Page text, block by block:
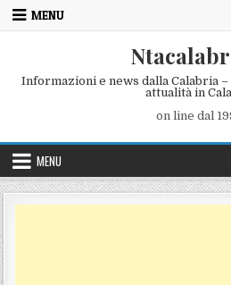
Skip to content
MENU
Informazioni e news dalla Calabria
attualità in
on line dal
MENU